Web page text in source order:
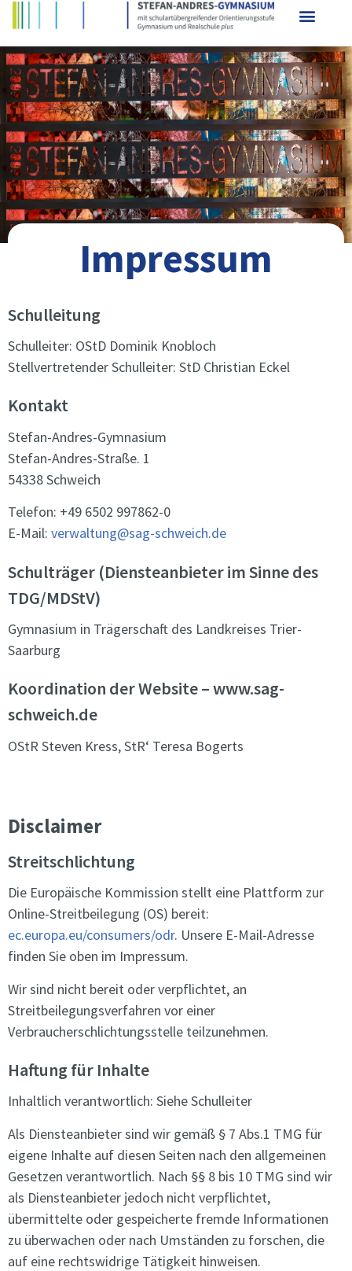
Impressum
Schulleitung
Schulleiter: OStD Dominik Knobloch
Stellvertretender Schulleiter: StD Christian Eckel
Kontakt
Stefan-Andres-Gymnasium
Stefan-Andres-Straße. 1
54338 Schweich
Telefon: +49 6502 997862-0
E-Mail: verwaltung@sag-schweich.de
Schulträger (Diensteanbieter im Sinne des
TDG/MDStV)
Gymnasium in Trägerschaft des Landkreises Trier-
Saarburg
Koordination der Website – www.sag-
schweich.de
OStR Steven Kress, StR‘ Teresa Bogerts
Disclaimer
Streitschlichtung
Die Europäische Kommission stellt eine Plattform zur
Online-Streitbeilegung (OS) bereit:
ec.europa.eu/consumers/odr. Unsere E-Mail-Adresse
finden Sie oben im Impressum.
Wir sind nicht bereit oder verpflichtet, an
Streitbeilegungsverfahren vor einer
Verbraucherschlichtungsstelle teilzunehmen.
Haftung für Inhalte
Inhaltlich verantwortlich: Siehe Schulleiter
Als Diensteanbieter sind wir gemäß § 7 Abs.1 TMG für
eigene Inhalte auf diesen Seiten nach den allgemeinen
Gesetzen verantwortlich. Nach §§ 8 bis 10 TMG sind wir
als Diensteanbieter jedoch nicht verpflichtet,
übermittelte oder gespeicherte fremde Informationen
zu überwachen oder nach Umständen zu forschen, die
auf eine rechtswidrige Tätigkeit hinweisen.